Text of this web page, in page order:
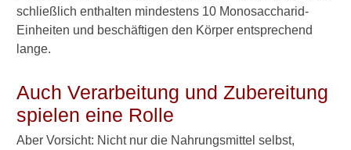
schließlich enthalten mindestens 10 Monosaccharid-
Einheiten und beschäftigen den Körper entsprechend
lange.
Auch Verarbeitung und Zubereitung
spielen eine Rolle
Aber Vorsicht: Nicht nur die Nahrungsmittel selbst,
u
m
d
N
d